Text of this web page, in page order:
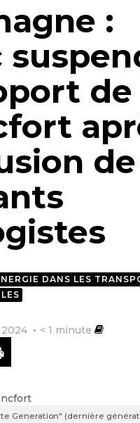
:
de
de
DANS LES
2024 < 1 minute
SURSUR
IMPRIMER
Generation" (dernière